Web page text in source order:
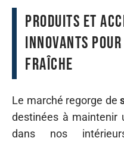
Produits et
innovants pour
fraîche
Le marché regorge de
destinées à maintenir
dans nos